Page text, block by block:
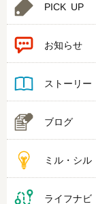
PICK UP
お知らせ
ストーリー
ブログ
ミル・シル
ライフナビ